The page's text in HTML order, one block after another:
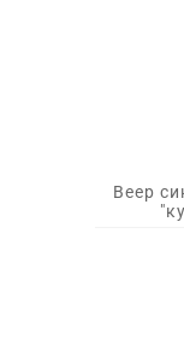
Веер